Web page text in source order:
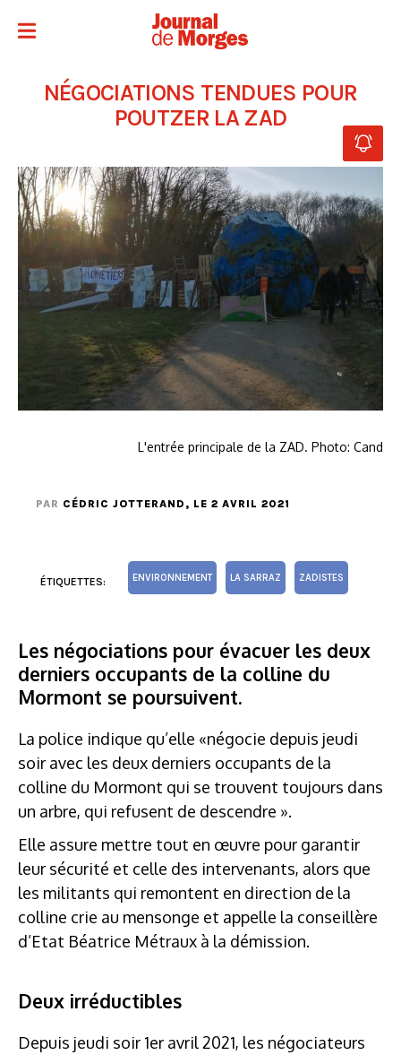
NÉGOCIATIONS TENDUES POUR
POUTZER LA ZAD
L'entrée principale de la ZAD. Photo: Cand
PAR CÉDRIC JOTTERAND , LE 2 AVRIL 2021
ÉTIQUETTES: ENVIRONNEMENT LA SARRAZ ZADISTES
Les négociations pour évacuer les deux
derniers occupants de la colline du
Mormont se poursuivent.
La police indique qu’elle «négocie depuis jeudi
soir avec les deux derniers occupants de la
colline du Mormont qui se trouvent toujours dans
un arbre, qui refusent de descendre ».
Elle assure mettre tout en œuvre pour garantir
leur sécurité et celle des intervenants, alors que
les militants qui remontent en direction de la
colline crie au mensonge et appelle la conseillère
d’Etat Béatrice Métraux à la démission.
Deux irréductibles
Depuis jeudi soir 1er avril 2021, les négociateurs